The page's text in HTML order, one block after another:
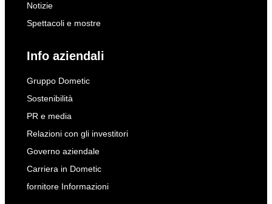
Notizie
Spettacoli e mostre
Info aziendali
Gruppo Dometic
Sostenibilità
PR e media
Relazioni con gli investitori
Governo aziendale
Carriera in Dometic
fornitore Informazioni